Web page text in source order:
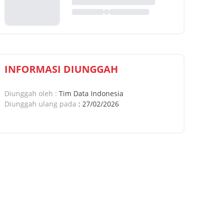
INFORMASI DIUNGGAH
Diunggah oleh : Tim Data Indonesia
Diunggah ulang pada : 27/02/2026